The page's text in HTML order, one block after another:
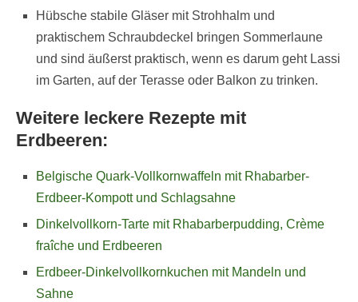
Hübsche stabile Gläser mit Strohhalm und
praktischem Schraubdeckel bringen Sommerlaune
und sind äußerst praktisch, wenn es darum geht Lassi
im Garten, auf der Terasse oder Balkon zu trinken.
Weitere leckere Rezepte mit
Erdbeeren:
Belgische Quark-Vollkornwaffeln mit Rhabarber-
Erdbeer-Kompott und Schlagsahne
Dinkelvollkorn-Tarte mit Rhabarberpudding, Crème
fraîche und Erdbeeren
Erdbeer-Dinkelvollkornkuchen mit Mandeln und
Sahne